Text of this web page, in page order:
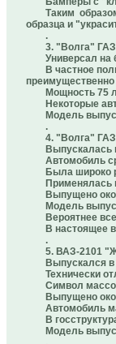
Таким
образца и
.
3. "Волга"
Универсал на
В частное
Мощность 75
Некоторые
Модель
.
4. "Волга"
Выпускалась
Автомобиль
Была широко
Применялась
Выпущено
Модель
Вероятнее
В настоящее
.
5. ВАЗ-2101
Выпускался в
Технически
Символ
Выпущено
Автомобиль
В
Модель